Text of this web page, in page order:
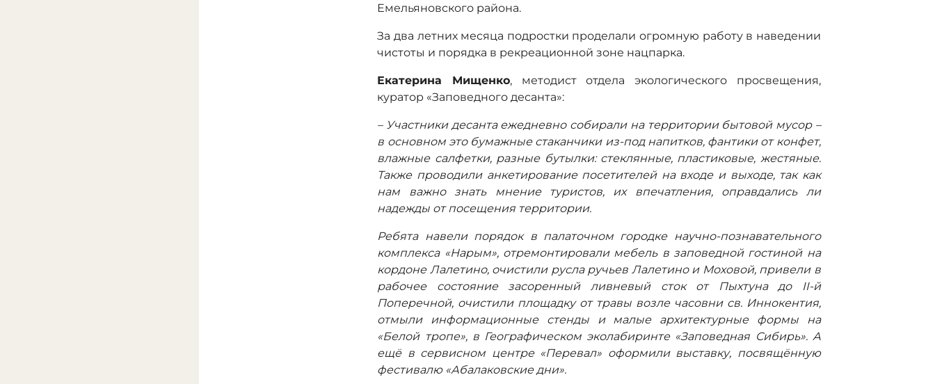
Емельяновского района.
За два летних месяца подростки проделали огромную работу в наведении
чистоты и порядка в рекреационной зоне нацпарка.
Екатерина Мищенко, методист отдела экологического просвещения,
куратор «Заповедного десанта»:
– Участники десанта ежедневно собирали на территории бытовой мусор –
в основном это бумажные стаканчики из-под напитков, фантики от конфет,
влажные салфетки, разные бутылки: стеклянные, пластиковые, жестяные.
Также проводили анкетирование посетителей на входе и выходе, так как
нам важно знать мнение туристов, их впечатления, оправдались ли
надежды от посещения территории.
Ребята навели порядок в палаточном городке научно-познавательного
комплекса «Нарым», отремонтировали мебель в заповедной гостиной на
кордоне Лалетино, очистили русла ручьев Лалетино и Моховой, привели в
рабочее состояние засоренный ливневый сток от Пыхтуна до II-й
Поперечной, очистили площадку от травы возле часовни св. Иннокентия,
отмыли информационные стенды и малые архитектурные формы на
«Белой тропе», в Географическом эколабиринте «Заповедная Сибирь». А
ещё в сервисном центре «Перевал» оформили выставку, посвящённую
фестивалю «Абалаковские дни».